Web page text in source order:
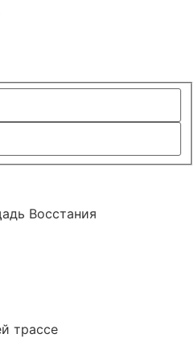
Восстания
трассе